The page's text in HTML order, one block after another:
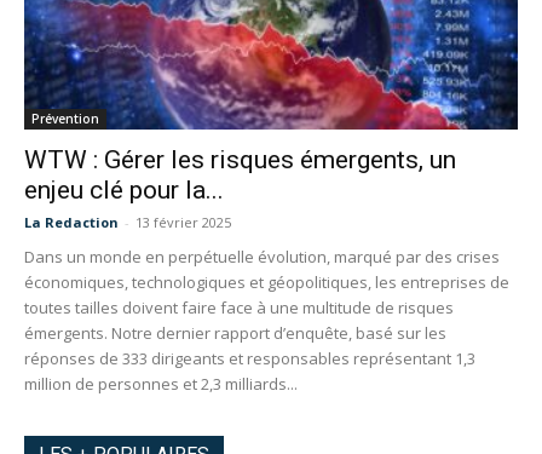
Prévention
WTW : Gérer les risques émergents, un
enjeu clé pour la...
La Redaction - 13 février 2025
Dans un monde en perpétuelle évolution, marqué par des crises
économiques, technologiques et géopolitiques, les entreprises de
toutes tailles doivent faire face à une multitude de risques
émergents. Notre dernier rapport d’enquête, basé sur les
réponses de 333 dirigeants et responsables représentant 1,3
million de personnes et 2,3 milliards...